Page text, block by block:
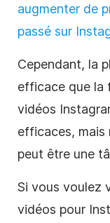
augmenter de
passé sur
Cependant, la
efficace que la
vidéos
efficaces, mais
peut être une
Si vous voulez
vidéos pour